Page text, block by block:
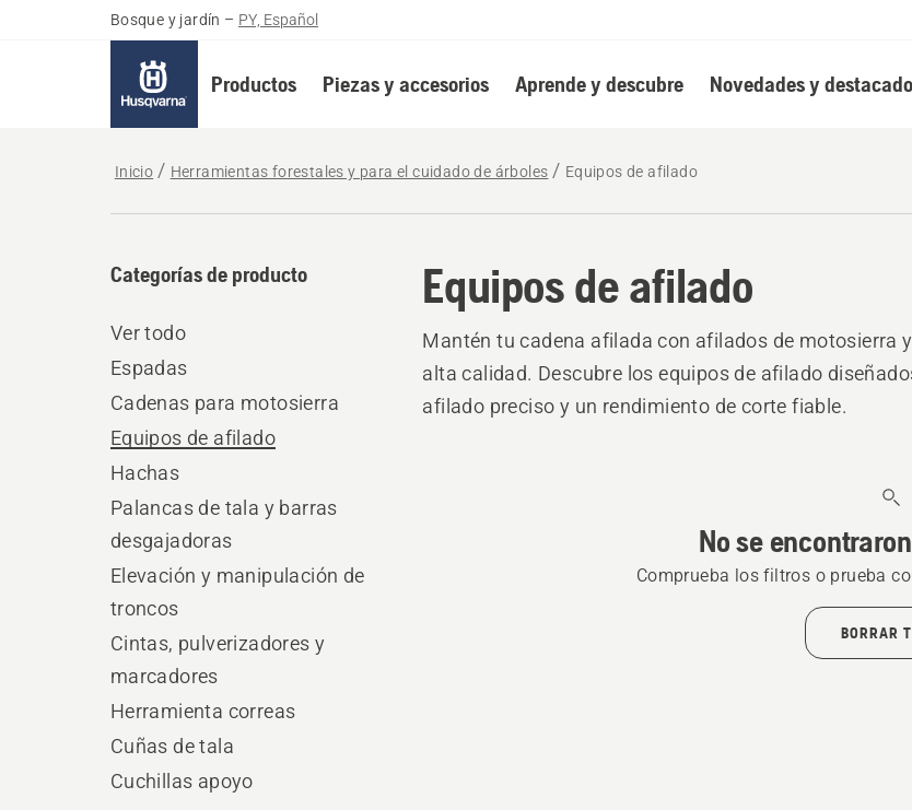
Bosque y jardín – PY, Español
Productos Piezas y accesorios Aprende y descubre Novedades y
Inicio Herramientas forestales y para el cuidado de árboles Equipos de afilado
Equipos de afilado
Categorías de producto
Ver todo
Espadas
Cadenas para motosierra
Equipos de afilado
Hachas
Palancas de tala y barras
desgajadoras
Elevación y manipulación de
troncos
Cintas, pulverizadores y
marcadores
Herramienta correas
Cuñas de tala
Cuchillas apoyo
Mantén tu cadena afilada con afilados de motosierra
alta calidad. Descubre los equipos de afilado
afilado preciso y un rendimiento de corte fiable.
No se
Comprueba los filtros o prueba
BORRAR